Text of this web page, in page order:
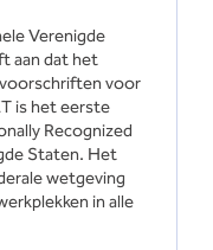
Verenigde
aan dat het
voor
is het eerste
Recognized
Staten. Het
wetgeving
in alle